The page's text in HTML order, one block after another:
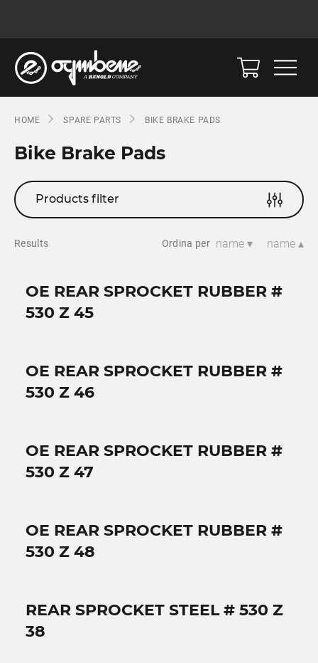
HOME SPARE PARTS BIKE BRAKE PADS
Bike Brake Pads
Products filter
Results Ordina per name ▾ name ▴
OE REAR SPROCKET RUBBER #
530 Z 45
OE REAR SPROCKET RUBBER #
530 Z 46
OE REAR SPROCKET RUBBER #
530 Z 47
OE REAR SPROCKET RUBBER #
530 Z 48
REAR SPROCKET STEEL # 530 Z
38